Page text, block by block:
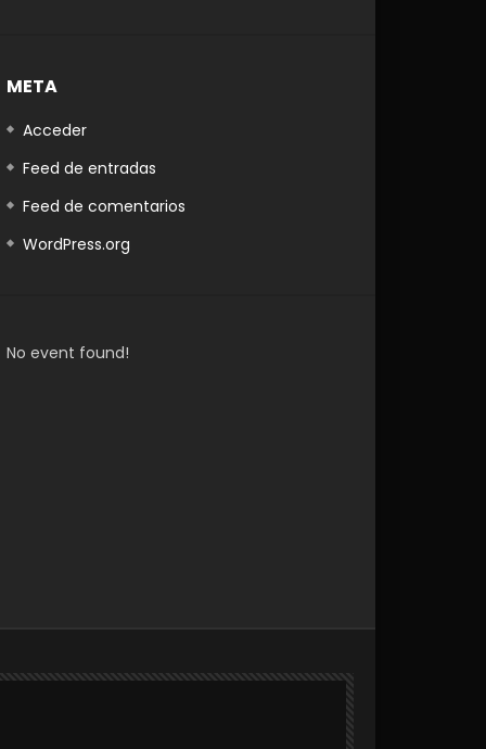
META
Acceder
Feed de entradas
Feed de comentarios
WordPress.org
No event found!